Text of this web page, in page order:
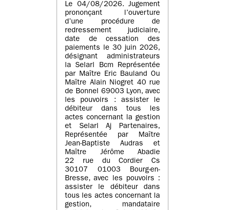
Le 04/08/2026. Jugement
prononçant l’ouverture
d’une procédure de
redressement judiciaire,
date de cessation des
paiements le 30 juin 2026,
désignant administrateurs
la Selarl Bcm Représentée
par Maître Eric Bauland Ou
Maître Alain Niogret 40 rue
de Bonnel 69003 Lyon, avec
les pouvoirs : assister le
débiteur dans tous les
actes concernant la gestion
et Selarl Aj Partenaires,
Représentée par Maître
Jean-Baptiste Audras et
Maître Jérôme Abadie
22 rue du Cordier Cs
30107 01003 Bourg-en-
Bresse, avec les pouvoirs :
assister le débiteur dans
tous les actes concernant la
gestion, mandataire